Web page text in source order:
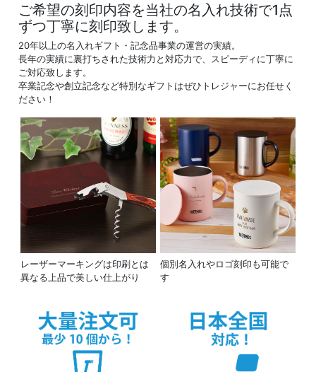
ご希望の刻印内容を当社の名入れ技術で1点
ずつ丁寧に刻印致します。
20年以上の名入れギフト・記念品事業の運営の実績。
長年の実績に裏打ちされた技術力と対応力で、スピーディに丁寧に
ご対応致します。
卒業記念や創立記念など特別なギフトはぜひトレジャーにお任せく
ださい！
レーザーマーキングは印刷とは
異なる上品で美しい仕上がり
個別名入れやロゴ刻印も可能で
す